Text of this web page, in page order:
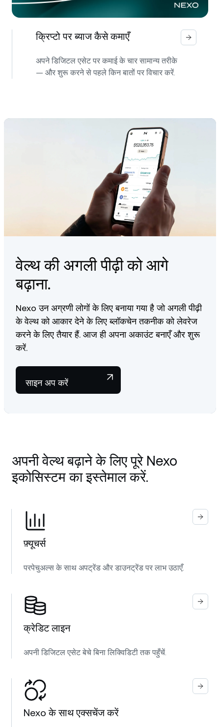
क्रिप्टो पर ब्याज कैसे कमाएँ
अपने डिजिटल एसेट पर कमाई के चार सामान्य तरीके
— और शुरू करने से पहले किन बातों पर विचार करें.
वेल्थ की अगली पीढ़ी को आगे
बढ़ाना.
Nexo उन अग्रणी लोगों के लिए बनाया गया है जो अगली पीढ़ी
के वेल्थ को आकार देने के लिए ब्लॉकचेन तकनीक को लेवरेज
करने के लिए तैयार हैं. आज ही अपना अकाउंट बनाएँ और शुरू
करें.
साइन अप करें
अपनी वेल्थ बढ़ाने के लिए पूरे Nexo
इकोसिस्टम का इस्तेमाल करें.
फ़्यूचर्स
परपेचुअल्स के साथ अपट्रेंड और डाउनट्रेंड पर लाभ उठाएँ.
क्रेडिट लाइन
अपनी डिजिटल एसेट बेचे बिना लिक्विडिटी तक पहुँचें.
Nexo के साथ एक्सचेंज करें